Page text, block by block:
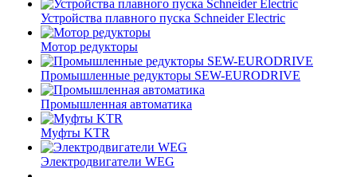
Устройства плавного пуска Schneider Electric
Мотор редукторы
Промышленные редукторы SEW-EURODRIVE
Промышленная автоматика
Муфты KTR
Электродвигатели WEG